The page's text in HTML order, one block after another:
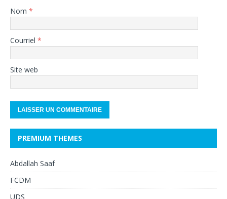
Nom *
Courriel *
Site web
PREMIUM THEMES
Abdallah Saaf
FCDM
UDS